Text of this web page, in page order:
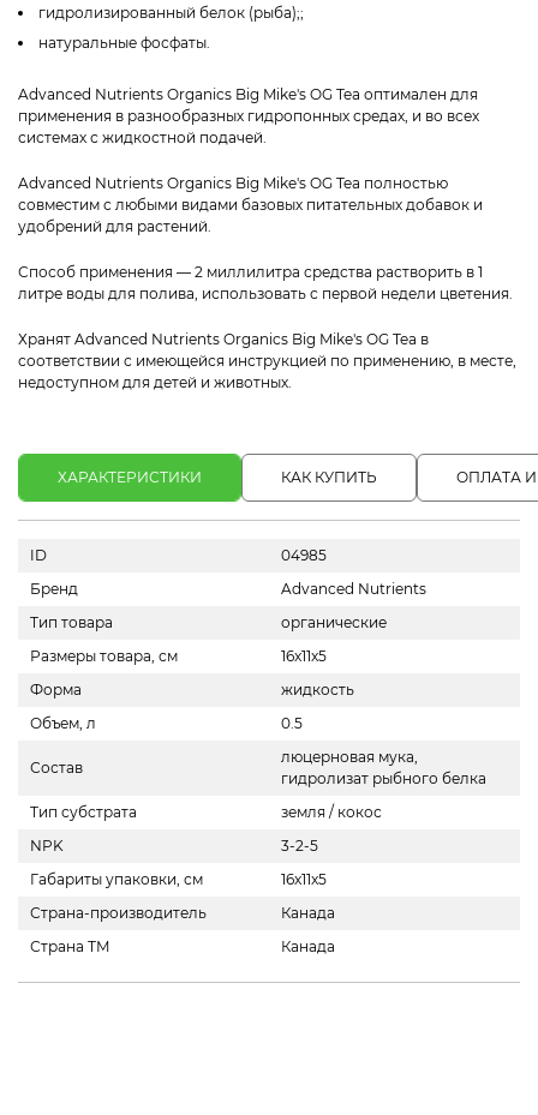
гидролизированный белок (рыба);;
натуральные фосфаты.
Advanced Nutrients Organics Big Mike's OG Tea оптимален для
применения в разнообразных гидропонных средах, и во всех
системах с жидкостной подачей.
Advanced Nutrients Organics Big Mike's OG Tea полностью
совместим с любыми видами базовых питательных добавок и
удобрений для растений.
Способ применения — 2 миллилитра средства растворить в 1
литре воды для полива, использовать с первой недели цветения.
Хранят Advanced Nutrients Organics Big Mike's OG Tea в
соответствии с имеющейся инструкцией по применению, в месте,
недоступном для детей и животных.
ХАРАКТЕРИСТИКИ КАК КУПИТЬ ОПЛАТА
ID
04985
Бренд
Advanced Nutrients
Тип товара
органические
Размеры товара, см
16x11x5
Форма
жидкость
Объем, л
0.5
Состав
люцерновая мука,
гидролизат рыбного белка
Тип субстрата
земля / кокос
NPK
3-2-5
Габариты упаковки, см
16x11x5
Страна-производитель
Канада
Страна ТМ
Канада